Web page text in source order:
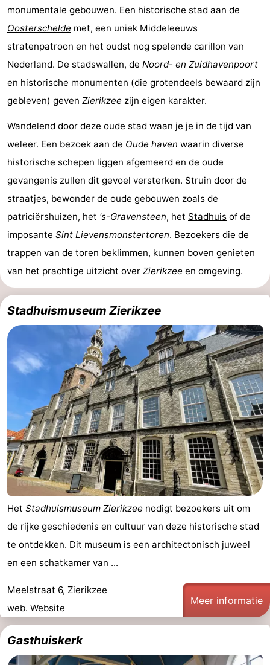
Binnenspeeltuinen
-
Bowlen
-
Minigolfbanen
Wellness
centra
Dorpen
Steden
Rondleidingen
Sporten
-
Zwembaden
-
Fietsen
-
Wandelen
-
Paardrijden
-
Golfbanen
-
Surfen
Vuurtoren
en
drinken
Zeehonden
Evenementen
Praktisch
Forum
Reisboekenwinkel
Nieuws
-
adressen
Regio
monumentale gebouwen. Een historische stad aan de
Oosterschelde met, een uniek Middeleeuws
stratenpatroon en het oudst nog spelende carillon van
Nederland. De stadswallen, de Noord- en Zuidhavenpoort
en historische monumenten (die grotendeels bewaard zijn
gebleven) geven Zierikzee zijn eigen karakter.
Wandelend door deze oude stad waan je je in de tijd van
weleer. Een bezoek aan de Oude haven waarin diverse
historische schepen liggen afgemeerd en de oude
gevangenis zullen dit gevoel versterken. Struin door de
straatjes, bewonder de oude gebouwen zoals de
patriciërshuizen, het 's-Gravensteen, het Stadhuis of de
imposante Sint Lievensmonstertoren. Bezoekers die de
trappen van de toren beklimmen, kunnen boven genieten
van het prachtige uitzicht over Zierikzee en omgeving.
Stadhuismuseum Zierikzee
Het Stadhuismuseum Zierikzee nodigt bezoekers uit om
de rijke geschiedenis en cultuur van deze historische stad
te ontdekken. Dit museum is een architectonisch juweel
en een schatkamer van ...
Meelstraat 6, Zierikzee
web. Website
Meer informatie
Gasthuiskerk